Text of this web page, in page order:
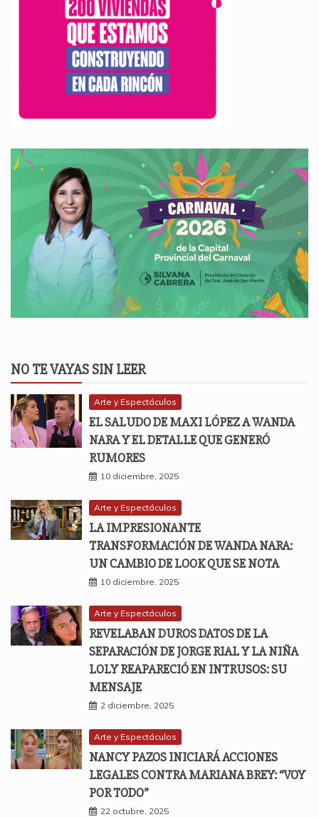
NO TE VAYAS SIN LEER
Arte y Espectáculos
EL SALUDO DE MAXI LÓPEZ A WANDA
NARA Y EL DETALLE QUE GENERÓ
RUMORES
10 diciembre, 2025
Arte y Espectáculos
LA IMPRESIONANTE
TRANSFORMACIÓN DE WANDA NARA:
UN CAMBIO DE LOOK QUE SE NOTA
10 diciembre, 2025
Arte y Espectáculos
REVELABAN DUROS DATOS DE LA
SEPARACIÓN DE JORGE RIAL Y LA NIÑA
LOLY REAPARECIÓ EN INTRUSOS: SU
MENSAJE
2 diciembre, 2025
Arte y Espectáculos
NANCY PAZOS INICIARÁ ACCIONES
LEGALES CONTRA MARIANA BREY: “VOY
POR TODO”
22 octubre, 2025